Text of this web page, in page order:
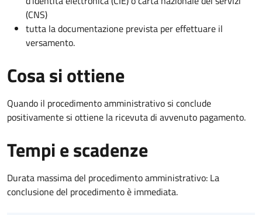
(CNS)
tutta la documentazione prevista per effettuare il
versamento.
Cosa si ottiene
Quando il procedimento amministrativo si conclude
positivamente si ottiene la ricevuta di avvenuto pagamento.
Tempi e scadenze
Durata massima del procedimento amministrativo: La
conclusione del procedimento è immediata.